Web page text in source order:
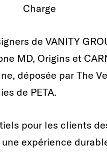
Charge
de VANITY
MD, Origins et
déposée par The
de PETA.
pour les clients
expérience